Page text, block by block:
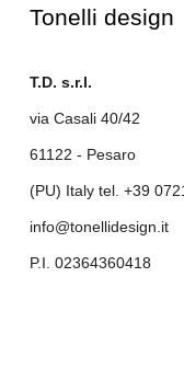
Tonelli design
T.D. s.r.l.
via Casali 40/42
61122 - Pesaro
(PU) Italy tel. +39
info@tonellidesign.it
P.I. 02364360418